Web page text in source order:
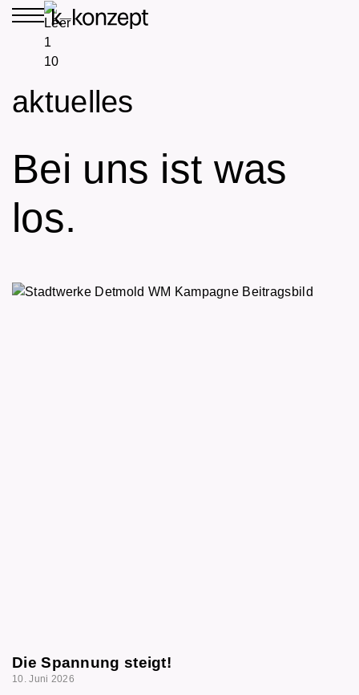
aktuelles
Bei uns ist was
los.
Die Spannung steigt!
10. Juni 2026